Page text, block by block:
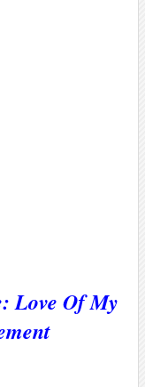
Love Of My